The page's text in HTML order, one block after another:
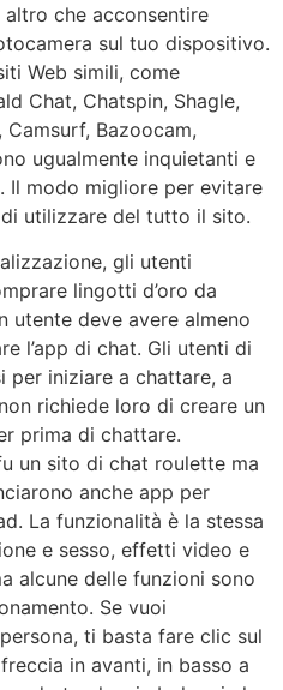
che acconsentire
sul tuo dispositivo.
Web simili, come
Chat, Chatspin, Shagle,
Bazoocam,
ugualmente inquietanti e
Il modo migliore per evitare
utilizzare del tutto il sito.
gli utenti
lingotti d’oro da
utente deve avere almeno
l’app di chat. Gli utenti di
per iniziare a chattare, a
richiede loro di creare un
prima di chattare.
un sito di chat roulette ma
anche app per
La funzionalità è la stessa
e sesso, effetti video e
alcune delle funzioni sono
Se vuoi
ti basta fare clic sul
in avanti, in basso a